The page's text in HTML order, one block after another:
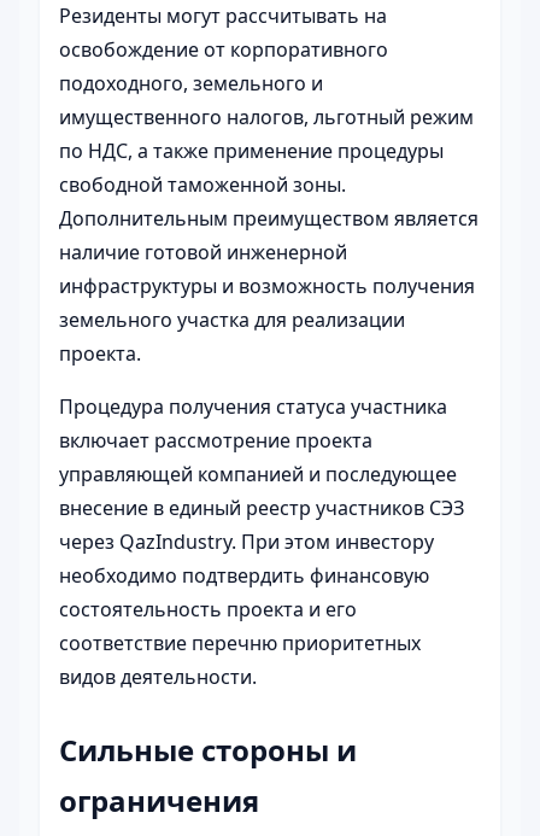
Резиденты могут рассчитывать на
освобождение от корпоративного
подоходного, земельного и
имущественного налогов, льготный режим
по НДС, а также применение процедуры
свободной таможенной зоны.
Дополнительным преимуществом является
наличие готовой инженерной
инфраструктуры и возможность получения
земельного участка для реализации
проекта.
Процедура получения статуса участника
включает рассмотрение проекта
управляющей компанией и последующее
внесение в единый реестр участников СЭЗ
через QazIndustry. При этом инвестору
необходимо подтвердить финансовую
состоятельность проекта и его
соответствие перечню приоритетных
видов деятельности.
Сильные стороны и
ограничения